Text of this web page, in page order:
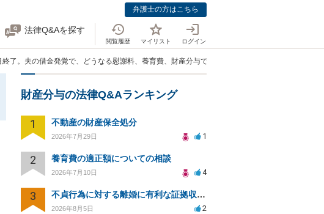
弁護士の方はこちら
法律Q&Aを探す
閲覧履歴 マイリスト ログイン
了。夫の借金発覚で、どうなる慰謝料、養育費、財産分与で損をしそう。」
財産分与の法律Q&Aランキング
1 不動産の財産保全処分
2026年7月29日 1
2 養育費の適正額についての相談
2026年7月10日 4
3 不貞行為に対する離婚に有利な証拠収集方法と法的手続きについて
2026年8月5日 2